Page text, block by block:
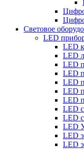
Световое
LED
LED
LED
LED
LED
LED
LED
LED
LED
LED
LED
LED
LED